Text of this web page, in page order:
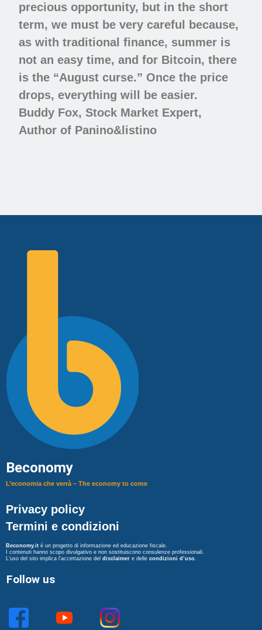
precious opportunity, but in the short
term, we must be very careful because,
as with traditional finance, summer is
not an easy time, and for Bitcoin, there
is the “August curse.” Once the price
drops, everything will be easier.
Buddy Fox, Stock Market Expert,
Author of Panino&listino
Beconomy
L’economia che verrà – The economy to come
Privacy policy
Termini e condizioni
Beconomy.it è un progetto di informazione ed educazione fiscale.
I contenuti hanno scopo divulgativo e non sostituiscono consulenze professionali.
L’uso del sito implica l’accettazione del disclaimer e delle condizioni d’uso.
Follow us